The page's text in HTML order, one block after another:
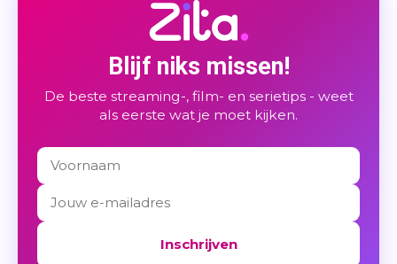
Blijf niks missen!
De beste streaming-, film- en serietips - weet
als eerste wat je moet kijken.
Inschrijven